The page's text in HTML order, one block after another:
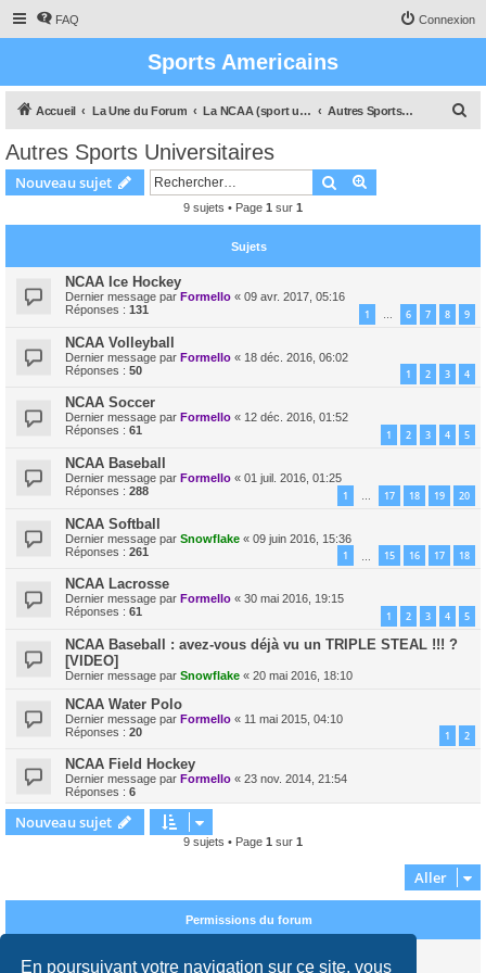
En poursuivant votre navigation sur ce site, vous
FAQ Connexion
Sports Americains
Accueil La Une du Forum La NCAA (sport universitaire US) Autres Sports Universitaires
c
e
Autres Sports Universitaires
Nouveau sujet Rechercher
9 sujets • Page 1 sur 1
Sujets
NCAA Ice Hockey
Dernier message par Formello « 09 avr. 2017, 05:16
Réponses : 131 1 … 6 7 8 9
NCAA Volleyball
Dernier message par Formello « 18 déc. 2016, 06:02
Réponses : 50 1 2 3 4
NCAA Soccer
Dernier message par Formello « 12 déc. 2016, 01:52
Réponses : 61 1 2 3 4 5
NCAA Baseball
Dernier message par Formello « 01 juil. 2016, 01:25
Réponses : 288 1 … 17 18 19 20
NCAA Softball
Dernier message par Snowflake « 09 juin 2016, 15:36
Réponses : 261 1 15 16 17 18
NCAA Lacrosse
Dernier message par Formello « 30 mai 2016, 19:15
Réponses : 61 1 2 3 4 5
NCAA Baseball : avez-vous déjà vu un TRIPLE STEAL !!! ?
[VIDEO]
Dernier message par Snowflake « 20 mai 2016, 18:10
NCAA Water Polo
Dernier message par Formello « 11 mai 2015, 04:10
Réponses : 20 1 2
NCAA Field Hockey
Dernier message par Formello « 23 nov. 2014, 21:54
Réponses : 6
Nouveau sujet
9 sujets • Page 1 sur 1
Aller
Permissions du forum
Vous ne pouvez pas
publier de nouveaux sujets dans ce forum